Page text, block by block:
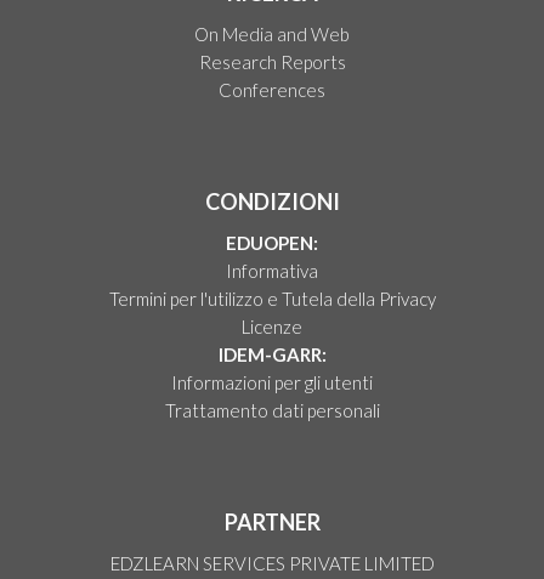
On Media and Web
Research Reports
Conferences
CONDIZIONI
EDUOPEN:
Informativa
Termini per l'utilizzo e Tutela della Privacy
Licenze
IDEM-GARR:
Informazioni per gli utenti
Trattamento dati personali
PARTNER
EDZLEARN SERVICES PRIVATE LIMITED